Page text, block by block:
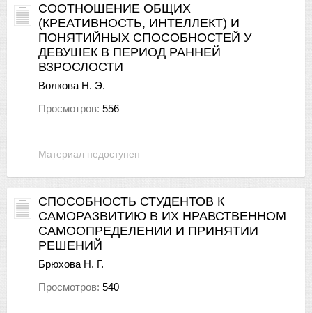
Материал недоступен
СООТНОШЕНИЕ ОБЩИХ
(КРЕАТИВНОСТЬ, ИНТЕЛЛЕКТ) И
ПОНЯТИЙНЫХ СПОСОБНОСТЕЙ У
ДЕВУШЕК В ПЕРИОД РАННЕЙ
ВЗРОСЛОСТИ
Волкова Н. Э.
Просмотров: 556
СПОСОБНОСТЬ СТУДЕНТОВ К
САМОРАЗВИТИЮ В ИХ НРАВСТВЕННОМ
САМООПРЕДЕЛЕНИИ И ПРИНЯТИИ
РЕШЕНИЙ
Брюхова Н. Г.
Просмотров: 540